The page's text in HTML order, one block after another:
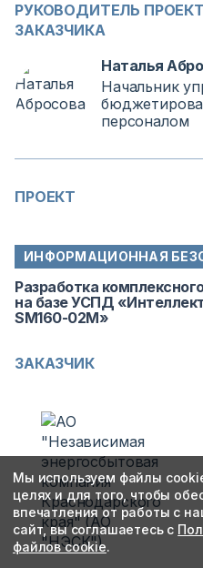
РУКОВОДИТЕЛЬ
ЗАКАЗЧИКА
Наталья
Начальник
персоналом
ПРОЕКТ
ИНФОРМАЦИОННАЯ
Разработка
на базе УСПД
SM160-02М»
ЗАКАЗЧИК
Мы используем файлы
целях и для того, чтобы
впечатления от работы с
сайт, вы соглашаетесь с
файлов cookie.